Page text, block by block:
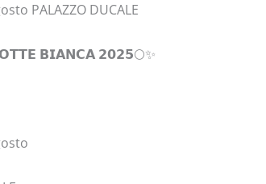
PALAZZO DUCALE
𝗕𝗜𝗔𝗡𝗖𝗔 𝟮𝟬𝟮𝟱🌕✨